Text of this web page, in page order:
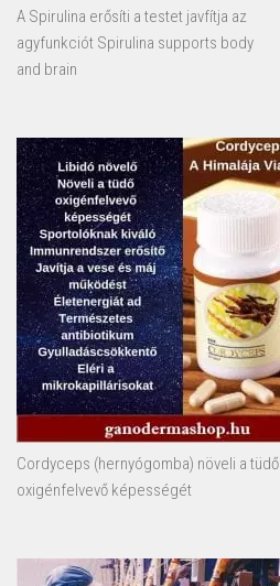
A Spirulina erősíti a testet javfítja az
agyfunkciót Spirulina supports body
and brain
Cordyceps (hernyógomba) növeli a tüdő
oxigénfelvevő képességét